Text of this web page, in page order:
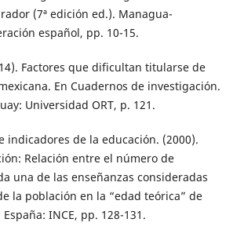
(7ª edición ed.). Managua-
español, pp. 10-15.
Factores que dificultan titularse de
En Cuadernos de investigación.
Universidad ORT, p. 121.
indicadores de la educación. (2000).
Relación entre el número de
una de las enseñanzas consideradas
la población en la “edad teórica” de
INCE, pp. 128-131.